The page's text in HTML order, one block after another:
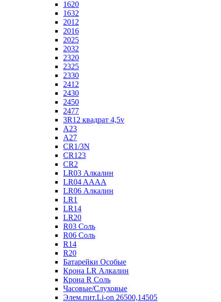
1620
1632
2012
2016
2025
2032
2320
2325
2330
2412
2430
2450
2477
3R12 квадрат 4,5v
A23
A27
CR1/3N
CR123
CR2
LR03 Алкалин
LR04 AAAA
LR06 Алкалин
LR1
LR14
LR20
R03 Соль
R06 Соль
R14
R20
Батарейки Особые
Крона LR Алкалин
Крона R Соль
Часовые/Слуховые
Элем.пит.Li-on 26500,14505